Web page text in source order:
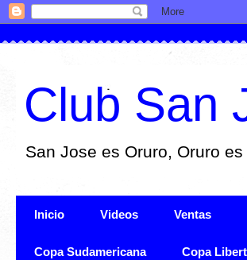
Club San
San Jose es Oruro, Oruro
Inicio Videos Ventas
Copa Sudamericana Copa